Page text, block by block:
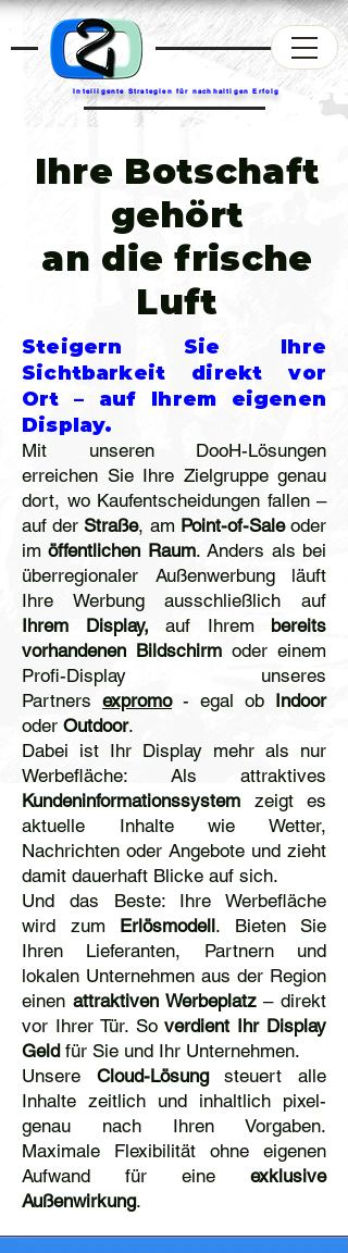
Intelligente Strategien für nachhaltigen Erfolg
Ihre Botschaft
gehört
an die frische
Luft
Steigern Sie Ihre
Sichtbarkeit direkt vor
Ort – auf Ihrem eigenen
Display.
Mit unseren DooH-Lösungen
erreichen Sie Ihre Zielgruppe genau
dort, wo Kaufentscheidungen fallen –
auf derStraße, am Point-of-Saleoder
imöffentlichen Raum. Anders als bei
überregionaler Außenwerbung läuft
Ihre Werbung ausschließlich auf
Ihrem Display, auf Ihrem bereits
vorhandenen Bildschirm oder einem
Profi-Display unseres
Partners expromo - egal ob Indoor
oder Outdoor.
Dabei ist Ihr Display mehr als nur
Werbefläche: Als attraktives
Kundeninformationssystem zeigt es
aktuelle Inhalte wie Wetter,
Nachrichten oder Angebote und zieht
damit dauerhaft Blicke auf sich.
Und das Beste: Ihre Werbefläche
wird zum Erlösmodell. Bieten Sie
Ihren Lieferanten, Partnern und
lokalen Unternehmen aus der Region
einen attraktiven Werbeplatz– direkt
vor Ihrer Tür. Soverdient Ihr Display
Geld für Sie und Ihr Unternehmen.
Unsere Cloud-Lösungsteuert alle
Inhalte zeitlich und inhaltlich pixel-
genau nach Ihren Vorgaben.
Maximale Flexibilität ohne eigenen
Aufwand für eine exklusive
Außenwirkung.